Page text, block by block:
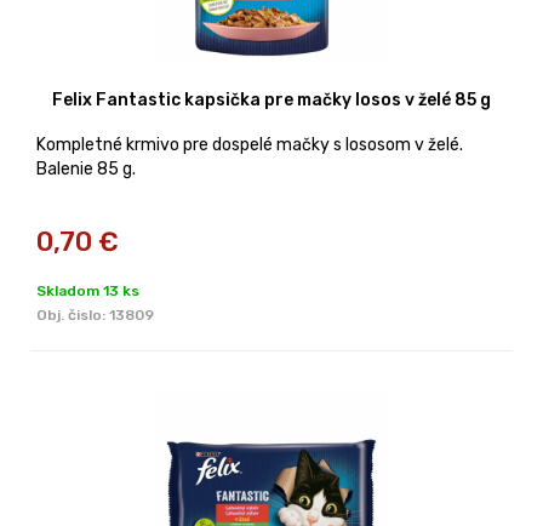
Felix Fantastic kapsička pre mačky losos v želé 85 g
Kompletné krmivo pre dospelé mačky s lososom v želé.
Balenie 85 g.
0,70 €
Skladom 13 ks
Obj. čislo: 13809